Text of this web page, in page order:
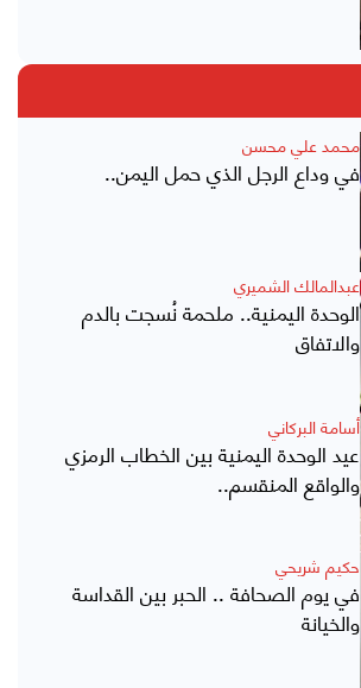
محمد علي محسن
في وداع الرجل الذي حمل اليمن..
عبدالمالك الشميري
الوحدة اليمنية.. ملحمة نُسجت بالدم
والاتفاق
أسامة البركاني
عيد الوحدة اليمنية بين الخطاب الرمزي
والواقع المنقسم..
حكيم شريحي
في يوم الصحافة .. الحبر بين القداسة
والخيانة